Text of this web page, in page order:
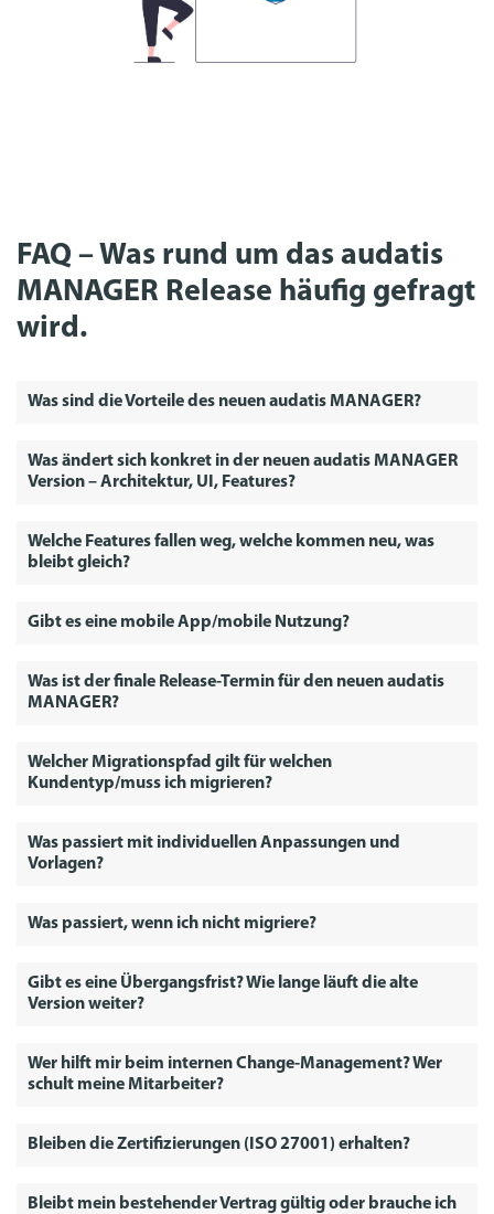
FAQ – Was rund um das audatis
MANAGER Release häufig gefragt
wird.
Was sind die Vorteile des neuen audatis MANAGER?
Was ändert sich konkret in der neuen audatis MANAGER
Version – Architektur, UI, Features?
Welche Features fallen weg, welche kommen neu, was
bleibt gleich?
Gibt es eine mobile App/mobile Nutzung?
Was ist der finale Release-Termin für den neuen audatis
MANAGER?
Welcher Migrationspfad gilt für welchen
Kundentyp/muss ich migrieren?
Was passiert mit individuellen Anpassungen und
Vorlagen?
Was passiert, wenn ich nicht migriere?
Gibt es eine Übergangsfrist? Wie lange läuft die alte
Version weiter?
Wer hilft mir beim internen Change-Management? Wer
schult meine Mitarbeiter?
Bleiben die Zertifizierungen (ISO 27001) erhalten?
Bleibt mein bestehender Vertrag gültig oder brauche ich